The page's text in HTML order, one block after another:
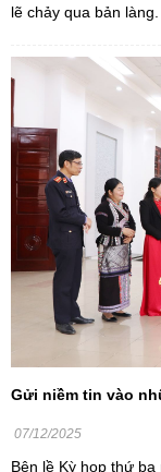
lẽ chảy qua bản
Gửi niềm tin vào
07/12/2025
Bên lề Kỳ họp thứ